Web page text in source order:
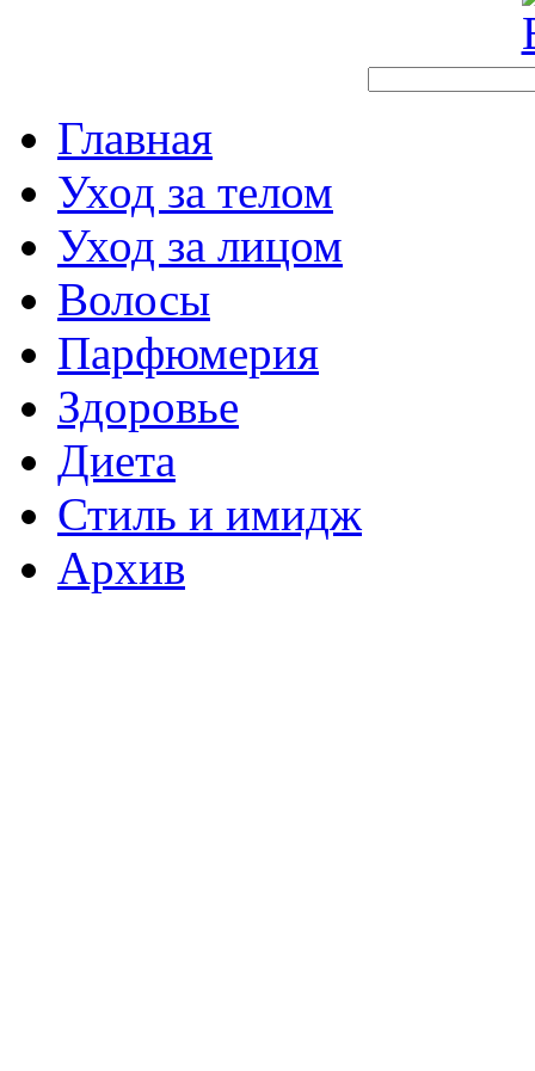
Главная
Уход за телом
Уход за лицом
Волосы
Парфюмерия
Здоровье
Диета
Стиль и имидж
Архив